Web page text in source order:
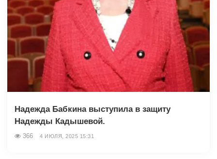
Надежда Бабкина выступила в защиту
Надежды Кадышевой.
366 4 ИЮЛЯ, 2025 15:31